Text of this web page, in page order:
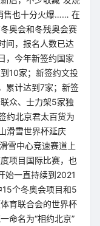
售也十分火爆…… 在
奥会和冬残奥会赛
间，报名人数已达
，今年新签约国家
10家；新签约文投
累计达到7家；新签
众、士力架5家独
约北京君太百货为
滑雪世界杯延庆
雪中心竞速赛道上
项目国际比赛，也
始一直持续到2021
个冬奥会项目和5
育联合会的世界杯
命名为“相约北京”